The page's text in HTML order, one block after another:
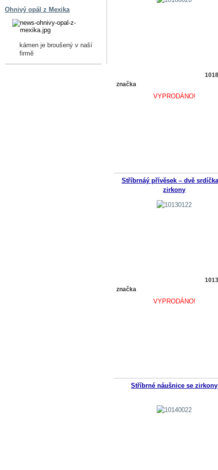
Ohnivý opál z Mexika
kámen je broušený v naší
firmě
značka
VYPRODÁNO!
Stříbrnáý přívěsek – dvě
zirkony
značka
VYPRODÁNO!
Stříbrné náušnice se zirkony